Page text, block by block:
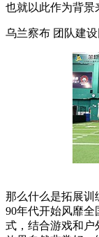
也就以此作为背景
乌兰察布 团队建
那么什么是拓展训
90年代开始风靡
式，结合游戏和户